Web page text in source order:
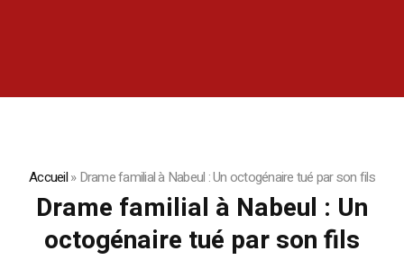
Accueil»Drame familial à Nabeul : Un octogénaire tué par son fils
Drame familial à Nabeul : Un
octogénaire tué par son fils